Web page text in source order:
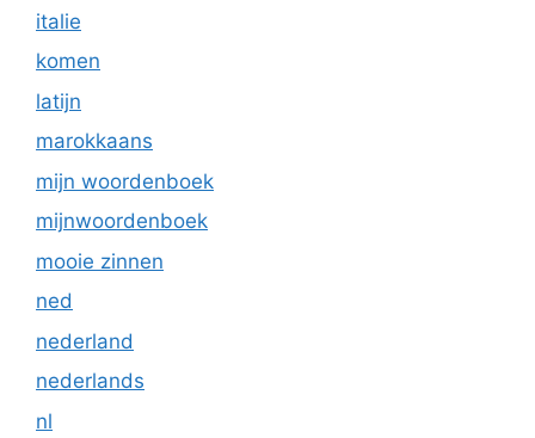
italie
komen
latijn
marokkaans
mijn woordenboek
mijnwoordenboek
mooie zinnen
ned
nederland
nederlands
nl